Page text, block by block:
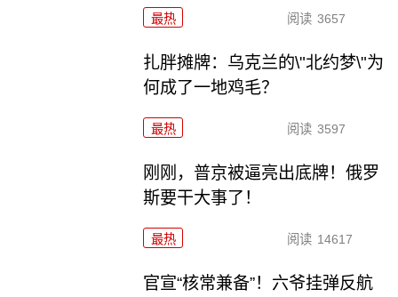
最热 阅读 3657
扎胖摊牌：乌克兰的\"北约梦\"为
何成了一地鸡毛？
最热 阅读 3597
刚刚，普京被逼亮出底牌！俄罗
斯要干大事了！
最热 阅读 14617
官宣“核常兼备”！六爷挂弹反航